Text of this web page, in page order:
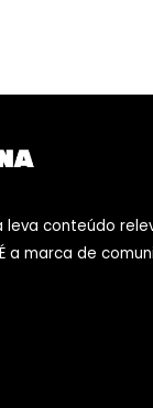
leva conteúdo
a marca de